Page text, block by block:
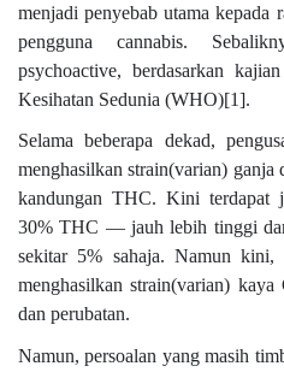
menjadi penyebab utama kepada
pengguna cannabis.
psychoactive, berdasarkan
Kesihatan Sedunia (WHO)[1].
Selama beberapa dekad,
menghasilkan strain(varian) ganja
kandungan THC. Kini terdapat
30% THC — jauh lebih tinggi
sekitar 5% sahaja. Namun kini,
menghasilkan strain(varian)
dan perubatan.
Namun, persoalan yang masih